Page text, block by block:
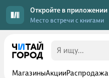
Откройте в приложении
Место встречи с книгами
МагазиныАкцииРаспродажа